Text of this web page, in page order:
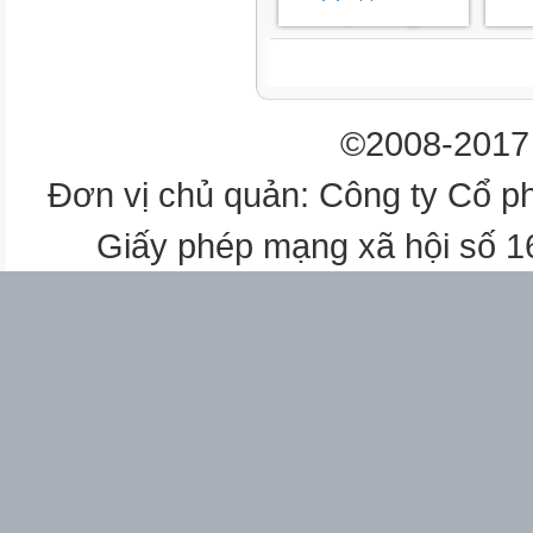
DANH MỤC VIẾT TẮT
1
3
©2008-
Đơn vị chủ quản: Công ty Cổ
Giấy phép mạng xã hội số